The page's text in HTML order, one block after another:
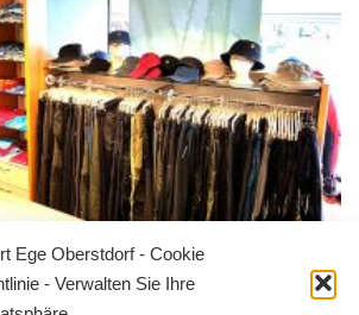
Ege Oberstdorf - Cookie
- Verwalten Sie Ihre
Wanderhosen